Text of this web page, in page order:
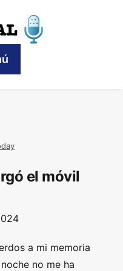
el móvil
a mi memoria
no me ha